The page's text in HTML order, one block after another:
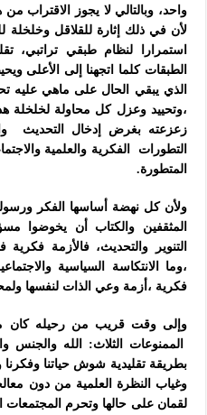
واحد، وبالتالي لا يجوز الاقتراب
لأن في ذلك إثارة للقلاقل وخلخلة
استمرارا لنظام طبقي تراتبي،
الطبقات كلما اتجهنا إلى الأعلى
الذي يبقي الحال على ماهي عليه
،وتحييد وعزل كل محاولة لخلخلة
زعزعته بغرض إدخال التحديث
التطورات الفكرية والعلمية
المتطورة.
ولأن كل نهضة أساسها الفكر
المثقفين والكتاب أن يخوضوا
التنوير والتحديث، فالأزمة
،وما الانتكاسة السياسية
فكرية ،أزمة وعي الذات لنفسها
وإلى وقت قريب من رحيله كان
الممنوعات الثلاث: الله والجنس
بطريقة تقليدية شوش حياتنا
وغياب النظرة العلمية من دون
لقمان على حالها وتحرم المجتمعات